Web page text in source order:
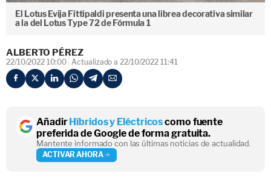
El Lotus Evija Fittipaldi presenta una librea decorativa similar
a la del Lotus Type 72 de Fórmula 1
ALBERTO PÉREZ
22/10/2022 10:00 Actualizado a 22/10/2022 11:41
AñadirHíbridos y Eléctricoscomo fuente
preferida de Google de forma gratuita.
Mantente informado con las últimas noticias de actualidad.
ACTIVAR AHORA